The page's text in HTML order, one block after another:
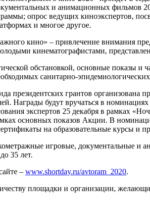
и анимационных фильмов
опрос ведущих киноэкспертов,
и многое другое.
кино» – привлечение внимания
кинематографистами,
обстановкой, основные показы и
санитарно-
президентских грантов
Награды будут вручаться в
экспертов 25 декабря в рамках
основных показов Акции. В
на образовательные курсы
игровые, документальные и
35 лет.
– www.shortday.ru/avtoram_2020.
площадки и организации,